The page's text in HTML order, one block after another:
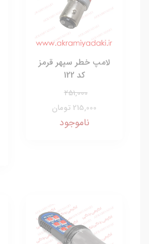
لامپ خطر سپهر قرمز
کد 122
251,000
215,000 تومان
ناموجود